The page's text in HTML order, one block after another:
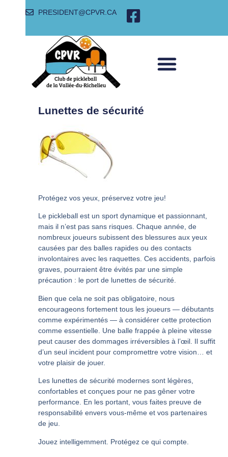
PRESIDENT@CPVR.CA
Lunettes de sécurité
Protégez vos yeux, préservez votre jeu!
Le pickleball est un sport dynamique et passionnant,
mais il n’est pas sans risques. Chaque année, de
nombreux joueurs subissent des blessures aux yeux
causées par des balles rapides ou des contacts
involontaires avec les raquettes. Ces accidents, parfois
graves, pourraient être évités par une simple
précaution : le port de lunettes de sécurité.
Bien que cela ne soit pas obligatoire, nous
encourageons fortement tous les joueurs — débutants
comme expérimentés — à considérer cette protection
comme essentielle. Une balle frappée à pleine vitesse
peut causer des dommages irréversibles à l’œil. Il suffit
d’un seul incident pour compromettre votre vision… et
votre plaisir de jouer.
Les lunettes de sécurité modernes sont légères,
confortables et conçues pour ne pas gêner votre
performance. En les portant, vous faites preuve de
responsabilité envers vous-même et vos partenaires
de jeu.
Jouez intelligemment. Protégez ce qui compte.